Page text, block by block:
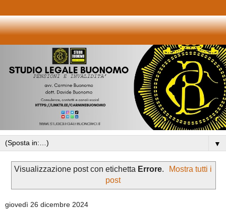
▼
Visualizzazione post con etichetta Errore.
Mostra tutti i
post
giovedì 26 dicembre 2024